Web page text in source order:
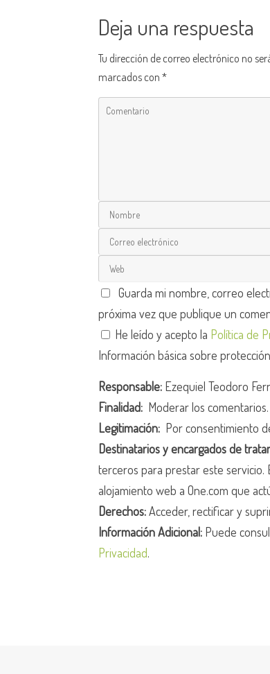
Deja una respuesta
Tu dirección de correo electrónico no
marcados con*
Guarda mi nombre, correo
próxima vez que publique un
He leído y acepto la Política de
Información básica sobre
Responsable: Ezequiel Teodoro
Finalidad: Moderar los comentarios.
Legitimación: Por consentimiento
Destinatarios y encargados de
terceros para prestar este servicio.
alojamiento web a One.com que
Derechos:Acceder, rectificar y
Información Adicional: Puede
Privacidad.